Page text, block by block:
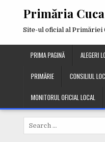
Primăria Cuca
Site-ul oficial al Primăriei
PRIMA PAGINĂ ALEGERI
PRIMĂRIE CONSILIUL
MONITORUL OFICIAL LOCAL